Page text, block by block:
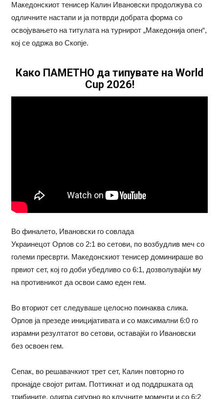
Македонскиот тенисер Калин Ивановски продолжува со
одличните настапи и ја потврди добрата форма со
освојувањето на титулата на турнирот „Македонија опен“,
кој се одржа во Скопје.
Како ПАМЕТНО да типувате на World
Cup 2026!
Во финалето, Ивановски го совлада
Украинецот Орлов со 2:1 во сетови, по возбудлив меч со
големи пресврти. Македонскиот тенисер доминираше во
првиот сет, кој го доби убедливо со 6:1, дозволувајќи му
на противникот да освои само еден гем.
Во вториот сет следуваше целосно поинаква слика.
Орлов ја презеде иницијативата и со максимални 6:0 го
израмни резултатот во сетови, оставајќи го Ивановски
без освоен гем.
Сепак, во решавачкиот трет сет, Калин повторно го
пронајде својот ритам. Поттикнат и од поддршката од
трибините, одигра сигурно во клучните моменти и со 6:2